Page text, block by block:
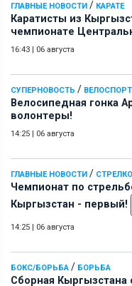
ГЛАВНЫЕ НОВОСТИ / КАРАТЕ
Каратисты из
чемпионате
16:43 | 06 августа
СУПЕРНОВОСТЬ / ВЕЛОСПОРТ
Велосипедная гонка
волонтеры!
14:25 | 06 августа
ГЛАВНЫЕ НОВОСТИ /
Чемпионат по
Кыргызстан - первый!
14:25 | 06 августа
БОКС/БОРЬБА / БОРЬБА
Сборная Кыргызстана